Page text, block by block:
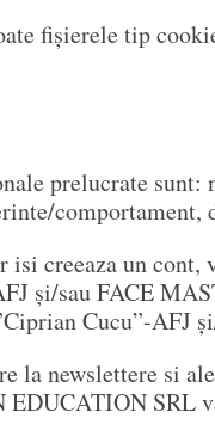
fișierele tip
prelucrate
comportament,
creeaza un cont,
și/sau FACE
Cucu”-AFJ
la newslettere si
SRL